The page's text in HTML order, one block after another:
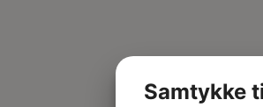
Samtykke